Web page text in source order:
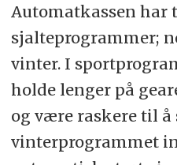
Automatkassen har
sjalteprogrammer;
vinter. I
holde lenger på
og være raskere til å
vinterprogrammet